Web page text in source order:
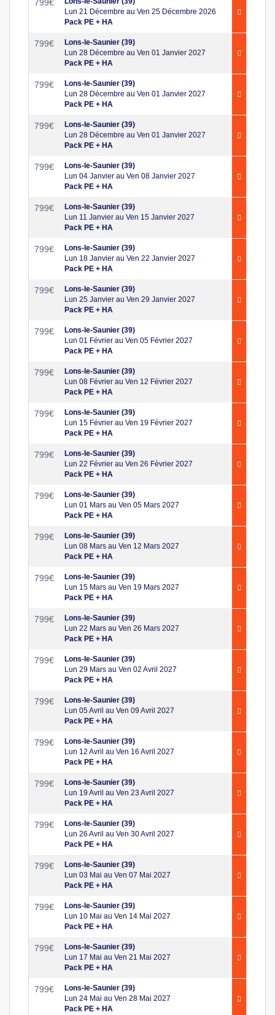
799€
Lun 21 Décembre au Ven 25 Décembre 2026
Pack PE + HA
799€
Lons-le-Saunier (39)
Lun 28 Décembre au Ven 01 Janvier 2027
Pack PE + HA
799€
Lons-le-Saunier (39)
Lun 28 Décembre au Ven 01 Janvier 2027
Pack PE + HA
799€
Lons-le-Saunier (39)
Lun 28 Décembre au Ven 01 Janvier 2027
Pack PE + HA
799€
Lons-le-Saunier (39)
Lun 04 Janvier au Ven 08 Janvier 2027
Pack PE + HA
799€
Lons-le-Saunier (39)
Lun 11 Janvier au Ven 15 Janvier 2027
Pack PE + HA
799€
Lons-le-Saunier (39)
Lun 18 Janvier au Ven 22 Janvier 2027
Pack PE + HA
799€
Lons-le-Saunier (39)
Lun 25 Janvier au Ven 29 Janvier 2027
Pack PE + HA
799€
Lons-le-Saunier (39)
Lun 01 Février au Ven 05 Février 2027
Pack PE + HA
799€
Lons-le-Saunier (39)
Lun 08 Février au Ven 12 Février 2027
Pack PE + HA
799€
Lons-le-Saunier (39)
Lun 15 Février au Ven 19 Février 2027
Pack PE + HA
799€
Lons-le-Saunier (39)
Lun 22 Février au Ven 26 Février 2027
Pack PE + HA
799€
Lons-le-Saunier (39)
Lun 01 Mars au Ven 05 Mars 2027
Pack PE + HA
799€
Lons-le-Saunier (39)
Lun 08 Mars au Ven 12 Mars 2027
Pack PE + HA
799€
Lons-le-Saunier (39)
Lun 15 Mars au Ven 19 Mars 2027
Pack PE + HA
799€
Lons-le-Saunier (39)
Lun 22 Mars au Ven 26 Mars 2027
Pack PE + HA
799€
Lons-le-Saunier (39)
Lun 29 Mars au Ven 02 Avril 2027
Pack PE + HA
799€
Lons-le-Saunier (39)
Lun 05 Avril au Ven 09 Avril 2027
Pack PE + HA
799€
Lons-le-Saunier (39)
Lun 12 Avril au Ven 16 Avril 2027
Pack PE + HA
799€
Lons-le-Saunier (39)
Lun 19 Avril au Ven 23 Avril 2027
Pack PE + HA
799€
Lons-le-Saunier (39)
Lun 26 Avril au Ven 30 Avril 2027
Pack PE + HA
799€
Lons-le-Saunier (39)
Lun 03 Mai au Ven 07 Mai 2027
Pack PE + HA
799€
Lons-le-Saunier (39)
Lun 10 Mai au Ven 14 Mai 2027
Pack PE + HA
799€
Lons-le-Saunier (39)
Lun 17 Mai au Ven 21 Mai 2027
Pack PE + HA
799€
Lons-le-Saunier (39)
Lun 24 Mai au Ven 28 Mai 2027
Pack PE + HA